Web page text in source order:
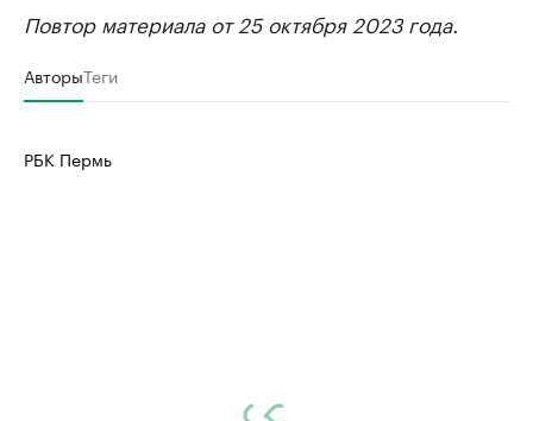
Повтор материала от 25 октября 2023 года.
АвторыТеги
РБК Пермь